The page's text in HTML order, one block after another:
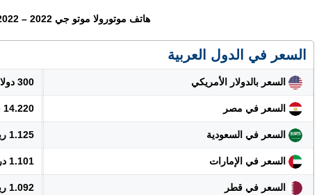
هاتف موتورولا موتو جي 2022 – Motorola Moto G 2022
السعر في الدول العربية
السعر بالدولار الأمريكي 300 دولار
السعر في مصر 14.220 جنيه
السعر في السعودية 1.125 ريال
السعر في الإمارات 1.101 درهم
السعر في قطر 1.092 ريال